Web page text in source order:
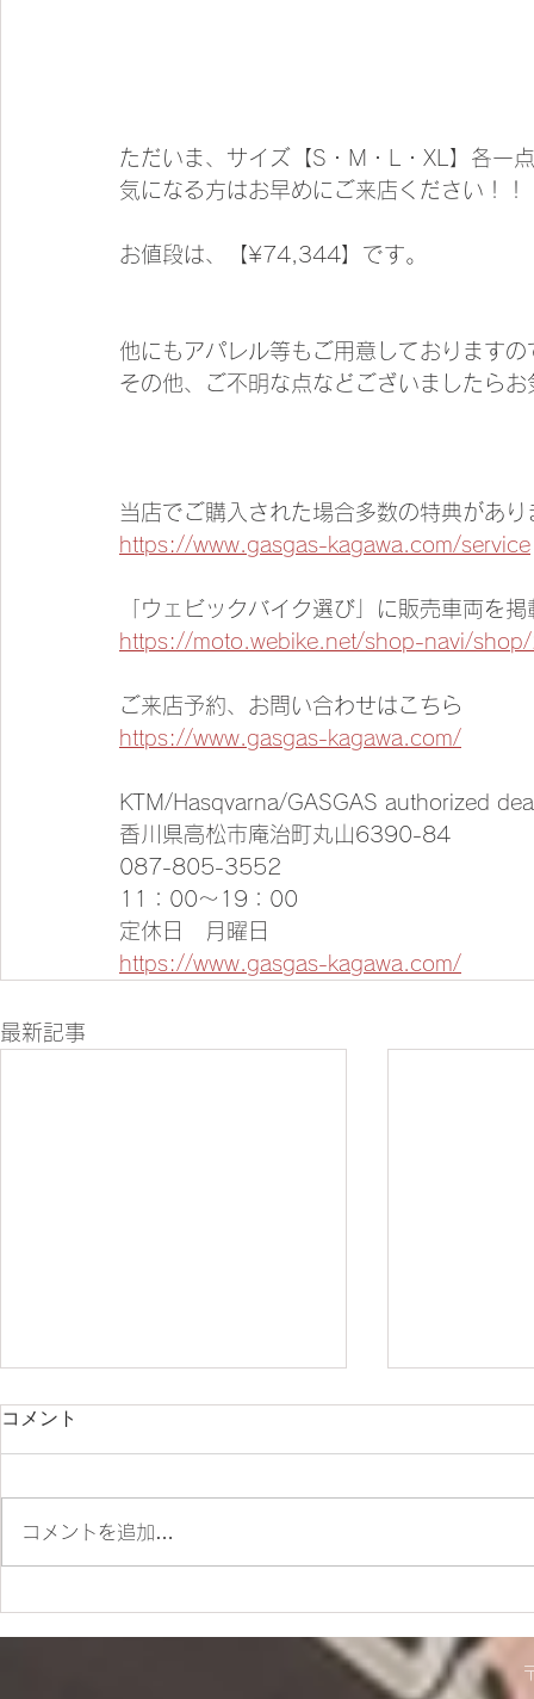
ただいま、サイズ【S・M・L・XL】各一
気になる方はお早めにご来店ください！！
お値段は、【¥74,344】です。
他にもアパレル等もご用意しております
その他、ご不明な点などございましたら
当店でご購入された場合多数の特典があ
https://www.gasgas-kagawa.com/service
「ウェビックバイク選び」に販売車両を
https://moto.webike.net/shop-navi/
ご来店予約、お問い合わせはこちら
https://www.gasgas-kagawa.com/
KTM/Hasqvarna/GASGAS authorized
香川県高松市庵治町丸山6390-84
087-805-3552
11：00～19：00
定休日　月曜日
https://www.gasgas-kagawa.com/
最新記事
朝ツーリング❣
店舗営業に
らせ！
コメント
コメントを追加…